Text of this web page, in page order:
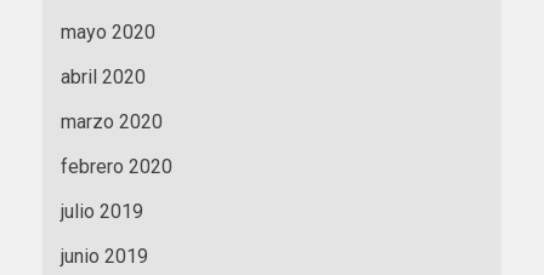
mayo 2020
abril 2020
marzo 2020
febrero 2020
julio 2019
junio 2019